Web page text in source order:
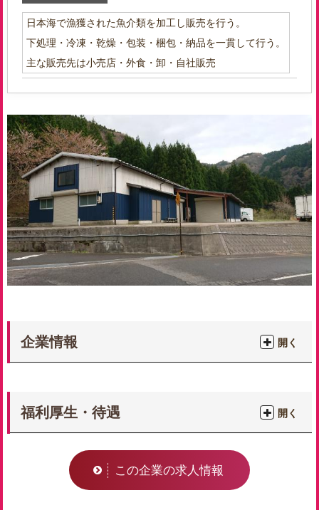
日本海で漁獲された魚介類を加工し販売を行う。
下処理・冷凍・乾燥・包装・梱包・納品を一貫して行う。
主な販売先は小売店・外食・卸・自社販売
企業情報 開く
福利厚生・待遇 開く
この企業の求人情報